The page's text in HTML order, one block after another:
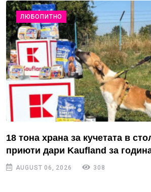
ЛЮБОПИТНО
18 тона храна за кучетата в
приюти дари Kaufland за
AUGUST 06, 2026 308